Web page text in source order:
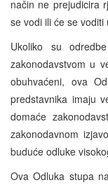
način ne prejudicira
se vodi ili će se
Ukoliko su
zakonodavstvom u
obuhvaćeni, ova
predstavnika imaju
domaće
zakonodavnom
buduće odluke
Ova Odluka stupa